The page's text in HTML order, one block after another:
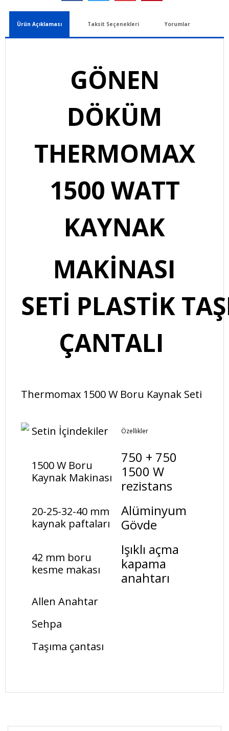
Ürün Açıklaması Taksit Seçenekleri Yorumlar
GÖNEN
DÖKÜM
THERMOMAX
1500 WATT
KAYNAK
MAKİNASI
SETİ PLASTİK
ÇANTALI
Thermomax 1500 W Boru Kaynak Seti
Setin İçindekiler Özellikler
1500 W Boru
Kaynak Makinası
750 + 750
1500 W
rezistans
20-25-32-40 mm
kaynak paftaları
Alüminyum
Gövde
42 mm boru
kesme makası
Işıklı açma
kapama
anahtarı
Allen Anahtar
Sehpa
Taşıma çantası